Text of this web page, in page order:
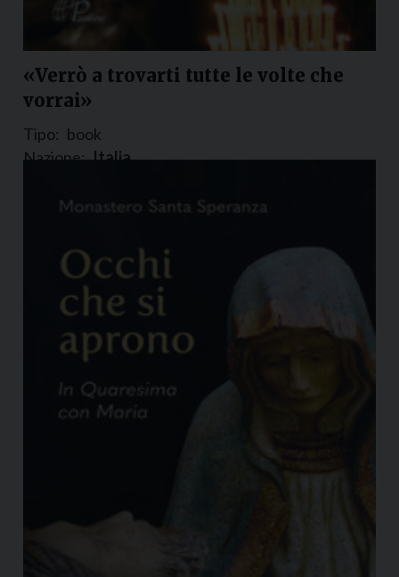
«Verrò a trovarti tutte le volte che
vorrai»
Tipo: book
Nazione: Italia